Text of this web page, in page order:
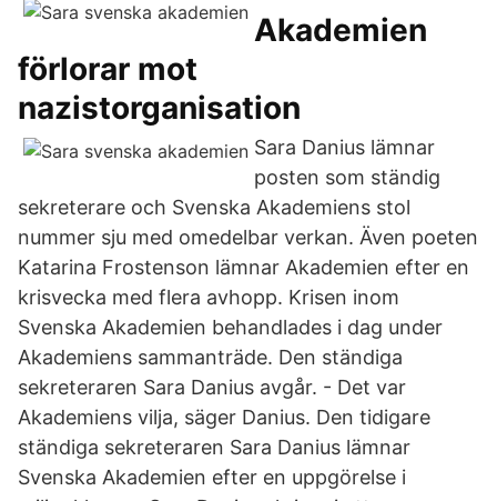
Akademien
förlorar mot
nazistorganisation
Sara Danius lämnar
posten som ständig
sekreterare och Svenska Akademiens stol
nummer sju med omedelbar verkan. Även poeten
Katarina Frostenson lämnar Akademien efter en
krisvecka med flera avhopp. Krisen inom
Svenska Akademien behandlades i dag under
Akademiens sammanträde. Den ständiga
sekreteraren Sara Danius avgår. - Det var
Akademiens vilja, säger Danius. Den tidigare
ständiga sekreteraren Sara Danius lämnar
Svenska Akademien efter en uppgörelse i